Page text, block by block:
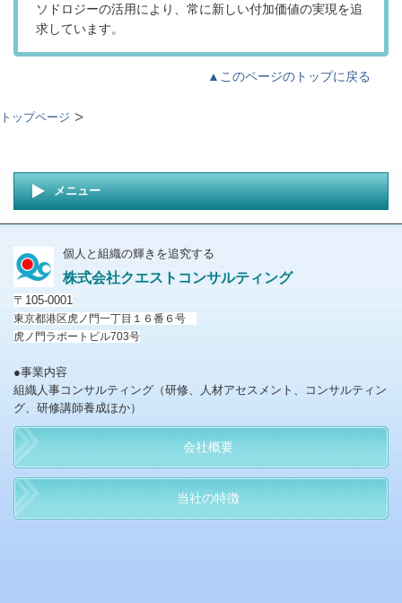
ソド ロジーの活用により、常に新しい付加価値の実現を追
求しています。
▲このページのトップに戻る
トップページ
メニュー
個人と組織の輝きを追究する
株式会社クエストコンサルティング
〒105-0001
東京都港区虎ノ門一丁目１６番６号
虎ノ門ラポートビル703号
●事業内容
組織人事コンサルティング（研修、人材アセスメント、コンサルティン
グ、研修講師養成ほか）
会社概要
当社の特徴